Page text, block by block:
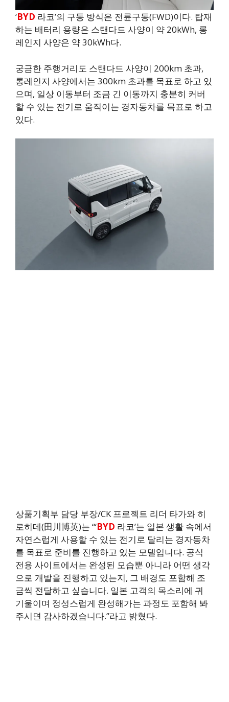
‘BYD 라코’의 구동 방식은 전륜구동(FWD)이다. 탑재
하는 배터리 용량은 스탠다드 사양이 약 20kWh, 롱
레인지 사양은 약 30kWh다.
궁금한 주행거리도 스탠다드 사양이 200km 초과,
롱레인지 사양에서는 300km 초과를 목표로 하고 있
으며, 일상 이동부터 조금 긴 이동까지 충분히 커버
할 수 있는 전기로 움직이는 경자동차를 목표로 하고
있다.
상품기획부 담당 부장/CK 프로젝트 리더 타가와 히
로히데(田川博英)는 “‘BYD 라코’는 일본 생활 속에서
자연스럽게 사용할 수 있는 전기로 달리는 경자동차
를 목표로 준비를 진행하고 있는 모델입니다. 공식
전용 사이트에서는 완성된 모습뿐 아니라 어떤 생각
으로 개발을 진행하고 있는지, 그 배경도 포함해 조
금씩 전달하고 싶습니다. 일본 고객의 목소리에 귀
기울이며 정성스럽게 완성해가는 과정도 포함해 봐
주시면 감사하겠습니다.”라고 밝혔다.